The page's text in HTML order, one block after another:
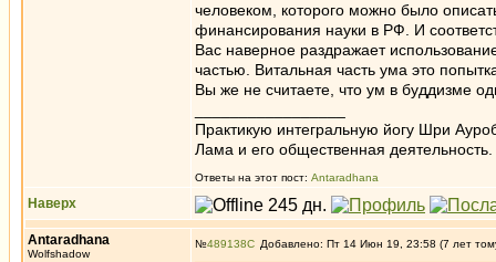
человеком, которого можно было
финансирования науки в РФ. И
Вас наверное раздражает
частью. Витальная часть ума это
Вы же не считаете, что ум в буддизме
Практикую интегральную йогу Шри
Лама и его общественная деятельность.
Ответы на этот пост: Antaradhana
Наверх
Antaradhana
Wolfshadow
№489138 Добавлено: Пт 14 Июн 19, 23:58 (7 лет